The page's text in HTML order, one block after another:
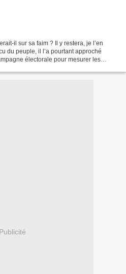
il sur sa faim ? Il y restera, je l’en
du peuple, il l’a pourtant approché
électorale pour mesurer les
Publicité